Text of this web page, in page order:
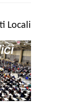
Locali